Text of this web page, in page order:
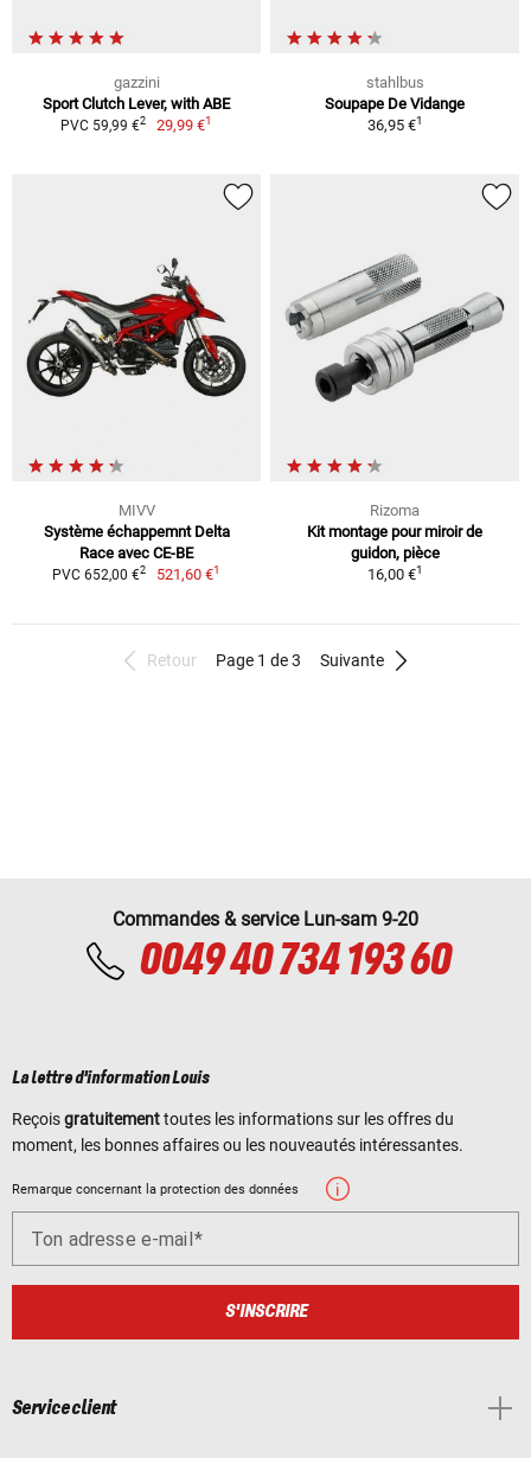
gazzini
Sport Clutch Lever, with ABE
PVC 59,99 €2 29,99 €1
stahlbus
Soupape De Vidange
36,95 €1
MIVV
Système échappemnt Delta
Race avec CE-BE
PVC 652,00 €2 521,60 €1
Rizoma
Kit montage pour miroir de
guidon, pièce
16,00 €1
Retour Page 1 de 3 Suivante
Commandes & service Lun-sam 9-20
0049 40 734 193 60
La lettre d'information Louis
Reçoisgratuitementtoutes les informations sur les offres du
moment, les bonnes affaires ou les nouveautés intéressantes.
Remarque concernant la protection des données
Ton adresse e-mail
S'INSCRIRE
Service client